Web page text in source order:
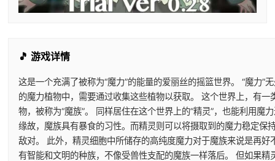
🎵 游戏详情
这是一个充满了被称为“魔力”的能量的爱丽丝的摇篮世界。 “魔力
的魔力植物中，需要通过收集这些植物以获取。 这个世界上，有
物，被称为“魔族”。 同样居住在这个世界上的“精灵”，也能利用
缘故，魔族具有暴食的习性。而精灵则可以将摄取到的魔力稳定
敌对。 此外，精灵细胞中所储存的高纯度魔力对于魔族来说是再
有智能和文明的种族，不像受兽性支配的魔族一样落后。 但如果